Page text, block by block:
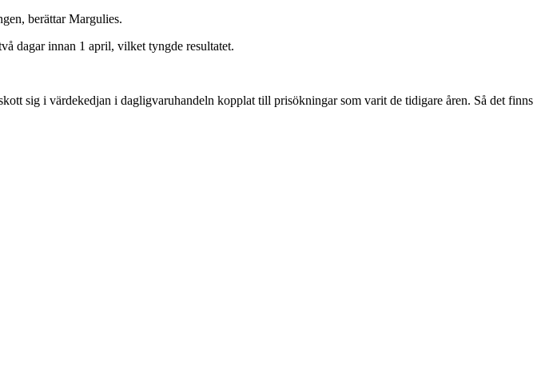
berättar Margulies.
dagar innan 1 april, vilket tyngde resultatet.
sig i värdekedjan i dagligvaruhandeln kopplat till prisökningar som varit de tidigare åren. Så det finns